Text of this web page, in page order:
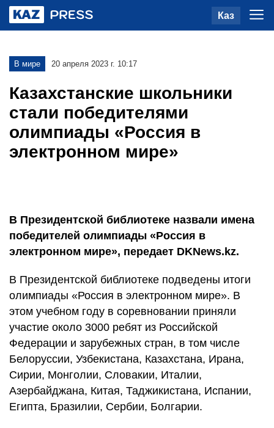
Каз
В мире 20 апреля 2023 г. 10:17
Казахстанские школьники
стали победителями
олимпиады «Россия в
электронном мире»
В Президентской библиотеке назвали имена
победителей олимпиады «Россия в
электронном мире», передает DKNews.kz.
В Президентской библиотеке подведены итоги
олимпиады «Россия в электронном мире». В
этом учебном году в соревновании приняли
участие около 3000 ребят из Российской
Федерации и зарубежных стран, в том числе
Белоруссии, Узбекистана, Казахстана, Ирана,
Сирии, Монголии, Словакии, Италии,
Азербайджана, Китая, Таджикистана, Испании,
Египта, Бразилии, Сербии, Болгарии.